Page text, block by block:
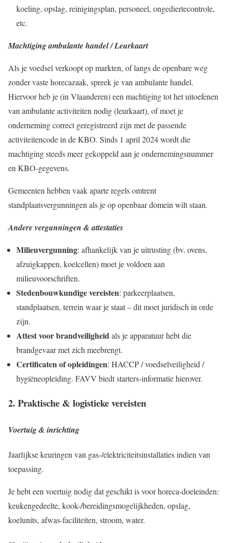
koeling, opslag, reinigingsplan, personeel, ongediertecontrole,
etc.
Machtiging ambulante handel / Leurkaart
Als je voedsel verkoopt op markten, of langs de openbare weg
zonder vaste horecazaak, spreek je van ambulante handel.
Hiervoor heb je (in Vlaanderen) een machtiging tot het uitoefenen
van ambulante activiteiten nodig (leurkaart), of moet je
onderneming correct geregistreerd zijn met de passende
activiteitencode in de KBO. Sinds 1 april 2024 wordt die
machtiging steeds meer gekoppeld aan je ondernemingsnummer
en KBO-gegevens.
Gemeenten hebben vaak aparte regels omtrent
standplaatsvergunningen als je op openbaar domein wilt staan.
Andere vergunningen & attestaties
Milieuvergunning: afhankelijk van je uitrusting (bv. ovens,
afzuigkappen, koelcellen) moet je voldoen aan
milieuvoorschriften.
Stedenbouwkundige vereisten: parkeerplaatsen,
standplaatsen, terrein waar je staat – dit moet juridisch in orde
zijn.
Attest voor brandveiligheidals je apparatuur hebt die
brandgevaar met zich meebrengt.
Certificaten of opleidingen: HACCP / voedselveiligheid /
hygiëneopleiding. FAVV biedt starters-informatie hierover.
2. Praktische & logistieke vereisten
Voertuig & inrichting
Jaarlijkse keuringen van gas‐/elektriciteitsinstallaties indien van
toepassing.
Je hebt een voertuig nodig dat geschikt is voor horeca-doeleinden:
keukengedeelte, kook-/bereidingsmogelijkheden, opslag,
koelunits, afwas-faciliteiten, stroom, water.